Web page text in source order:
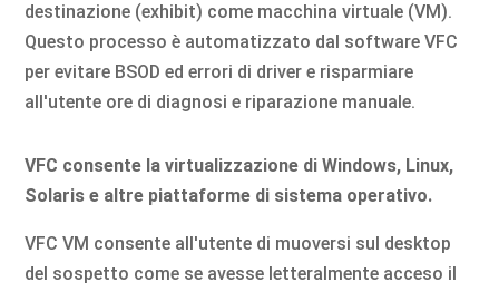
destinazione (exhibit) come macchina virtuale (VM).
Questo processo è automatizzato dal software VFC
per evitare BSOD ed errori di driver e risparmiare
all'utente ore di diagnosi e riparazione manuale.
VFC consente la virtualizzazione di Windows, Linux,
Solaris e altre piattaforme di sistema operativo.
VFC VM consente all'utente di muoversi sul desktop
del sospetto come se avesse letteralmente acceso il